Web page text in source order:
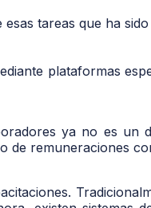
tareas que ha
plataformas
ya no es un
de remuneraciones